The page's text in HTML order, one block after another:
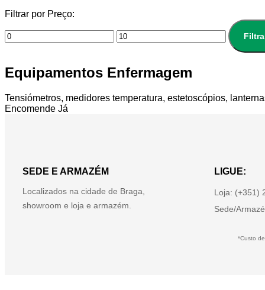
Filtrar por Preço:
Equipamentos Enfermagem
Tensiómetros, medidores temperatura, estetoscópios,
Encomende Já
SEDE E ARMAZÉM
Localizados na cidade de Braga,
showroom e loja e armazém.
LIGUE:
Loja: (+351)
Sede/
*Custo